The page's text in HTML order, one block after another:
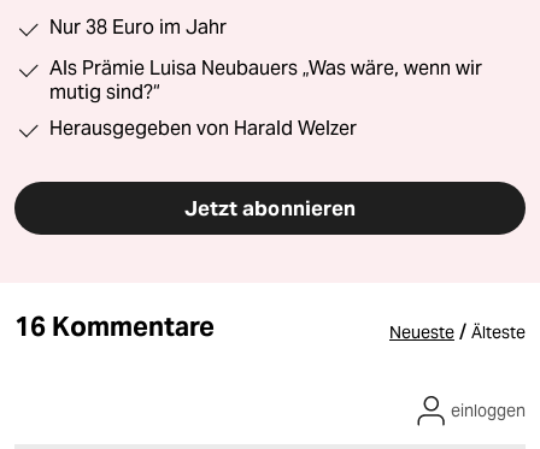
Nur 38 Euro im Jahr
Als Prämie Luisa Neubauers „Was wäre, wenn wir
mutig sind?“
Herausgegeben von Harald Welzer
Jetzt abonnieren
16 Kommentare Neueste / Älteste
einloggen